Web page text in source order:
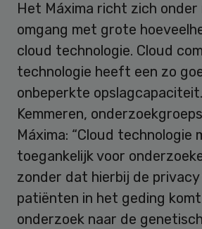
Het Máxima richt zich onder
omgang met grote
cloud technologie. Cloud
technologie heeft een zo
onbeperkte
Kemmeren,
Máxima: “Cloud technologie
toegankelijk voor
zonder dat hierbij de privacy
patiënten in het geding
onderzoek naar de